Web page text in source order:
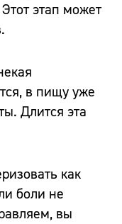
этап может
в пищу уже
Длится эта
как
боли не
вы